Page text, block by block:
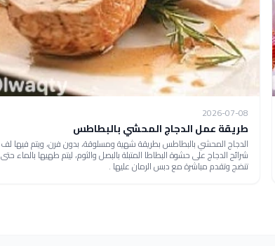
2026-07-08
طريقة عمل الدجاج المحشي بالبطاطس
الدجاج المحشي بالبطاطس بطريقة شهية ومسلوقة، بدون فرن، ويتم فيها لف
شرائح الدجاج على حشوة البطاطا المتبلة بالبصل والثوم، ليتم طهيها بالماء حتى
تنضج وتقدم مباشرة مع دبس الرمان عليها .